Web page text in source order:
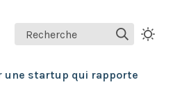
Recherche
une startup qui rapporte